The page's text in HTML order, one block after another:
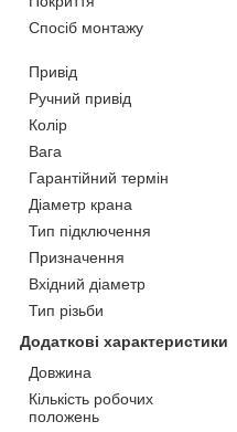
Спосіб монтажу
Привід
Ручний привід
Колір
Вага
Гарантійний термін
Діаметр крана
Тип підключення
Призначення
Вхідний діаметр
Тип різьби
Додаткові характеристики
Довжина
Кількість робочих
положень